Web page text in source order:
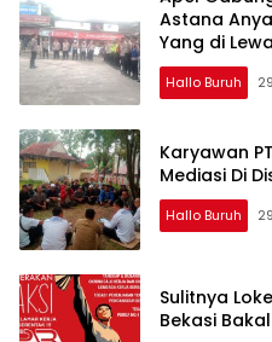
Astana
Yang di
Hallo Buruh
Karyawan
Mediasi Di
Hallo Buruh
Sulitnya
Bekasi